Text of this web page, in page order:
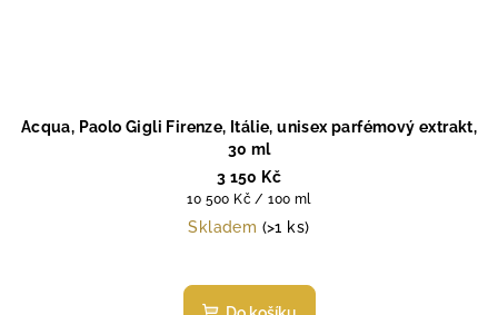
Acqua, Paolo Gigli Firenze, Itálie, unisex parfémový extrakt,
30 ml
3 150 Kč
Měrná
cena:
10 500 Kč / 100 ml
Skladem (>1 ks)
hodnocení
produktu